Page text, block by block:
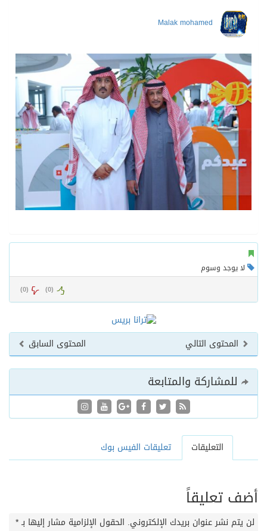
Malak mohamed
لا يوجد وسوم
(
0
) (
0
)
المحتوى السابق المحتوى التالي
للمشاركة والمتابعة
التعليقات تعليقات الفيس بوك
أضف تعليقاً
لن يتم نشر عنوان بريدك الإلكتروني. الحقول الإلزامية مشار إليها بـ*